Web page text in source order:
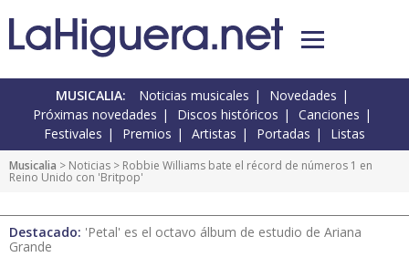
MUSICALIA: Noticias musicales
Novedades
Próximas novedades
Discos históricos
Canciones
Festivales
Premios Artistas Portadas Listas
Musicalia > Noticias > Robbie Williams bate el récord de números 1 en
Reino Unido con 'Britpop'
Destacado: 'Petal' es el octavo álbum de estudio de Ariana
Grande